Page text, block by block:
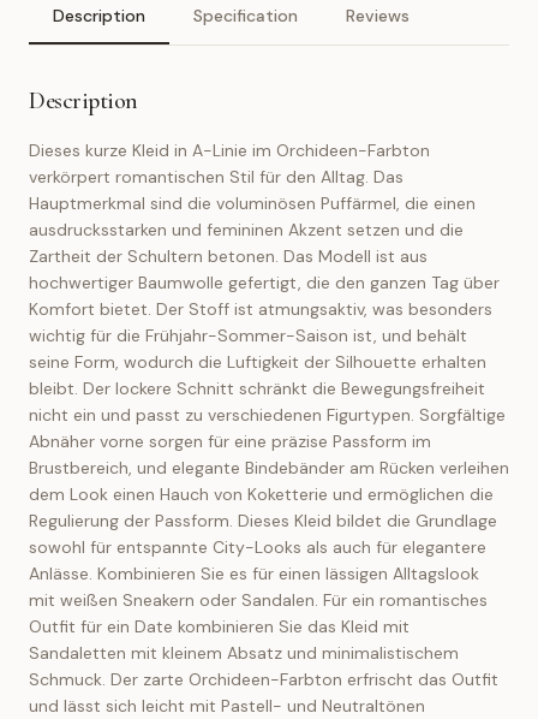
Description Specification Reviews
Description
Dieses kurze Kleid in A-Linie im Orchideen-Farbton
verkörpert romantischen Stil für den Alltag. Das
Hauptmerkmal sind die voluminösen Puffärmel, die einen
ausdrucksstarken und femininen Akzent setzen und die
Zartheit der Schultern betonen. Das Modell ist aus
hochwertiger Baumwolle gefertigt, die den ganzen Tag über
Komfort bietet. Der Stoff ist atmungsaktiv, was besonders
wichtig für die Frühjahr-Sommer-Saison ist, und behält
seine Form, wodurch die Luftigkeit der Silhouette erhalten
bleibt. Der lockere Schnitt schränkt die Bewegungsfreiheit
nicht ein und passt zu verschiedenen Figurtypen. Sorgfältige
Abnäher vorne sorgen für eine präzise Passform im
Brustbereich, und elegante Bindebänder am Rücken verleihen
dem Look einen Hauch von Koketterie und ermöglichen die
Regulierung der Passform. Dieses Kleid bildet die Grundlage
sowohl für entspannte City-Looks als auch für elegantere
Anlässe. Kombinieren Sie es für einen lässigen Alltagslook
mit weißen Sneakern oder Sandalen. Für ein romantisches
Outfit für ein Date kombinieren Sie das Kleid mit
Sandaletten mit kleinem Absatz und minimalistischem
Schmuck. Der zarte Orchideen-Farbton erfrischt das Outfit
und lässt sich leicht mit Pastell- und Neutraltönen